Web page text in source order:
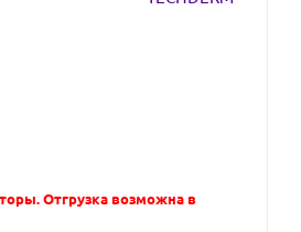
Отгрузка возможна в